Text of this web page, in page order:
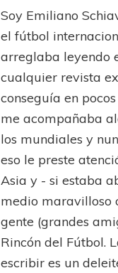
Soy Emiliano
el fútbol
arreglaba leyendo
cualquier revista
conseguía en
me acompañaba
los mundiales y
eso le preste
Asia y - si estaba
medio maravilloso
gente (grandes
Rincón del Fútbol.
escribir es un